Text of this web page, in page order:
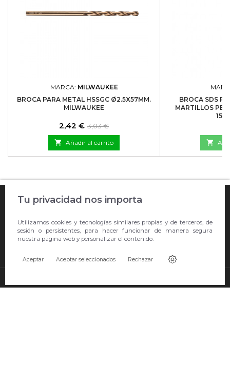
Tu privacidad nos importa
Utilizamos cookies y tecnologías similares propias y de terceros, de
sesión o persistentes, para hacer funcionar de manera segura
nuestra página web y personalizar el contenido.
Aceptar Aceptar seleccionados Rechazar
MARCA: MILWAUKEE
BROCA PARA METAL HSSGC Ø2.5X57MM.
MILWAUKEE
Precio
2,42 € Precio
base
3,03 €
 Añadir al carrito
BROCA SDS
MARTILLOS

COMPRA ONLINE
EMPRESA 